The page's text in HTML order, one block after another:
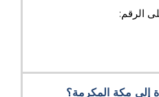
الرقم:
إلى مكة المكرمة؟